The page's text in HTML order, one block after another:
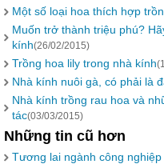
Một số loại hoa thích hợp
Muốn trở thành triệu phú?
kính(26/02/2015)
Trồng hoa lily trong nhà kính
Nhà kính nuôi gà, có phải là
Nhà kính trồng rau hoa và
tác(03/03/2015)
Những tin cũ hơn
Tương lai ngành công